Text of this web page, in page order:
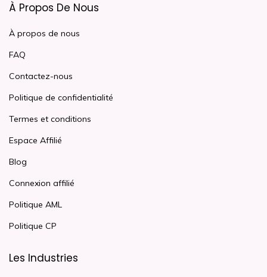
À Propos De Nous
À propos de nous
FAQ
Contactez-nous
Politique de confidentialité
Termes et conditions
Espace Affilié
Blog
Connexion affilié
Politique AML
Politique CP
Les Industries